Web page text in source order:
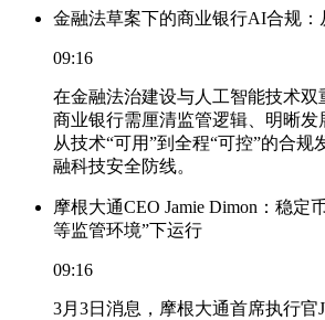
金融法草案下的商业银行AI合规：
09:16
在金融法治建设与人工智能技术双
商业银行需厘清监管逻辑、明晰发
从技术“可用”到全程“可控”的合规
融科技安全防线。
摩根大通CEO Jamie Dimon：稳定
等监管环境”下运行
09:16
3月3日消息，摩根大通首席执行官